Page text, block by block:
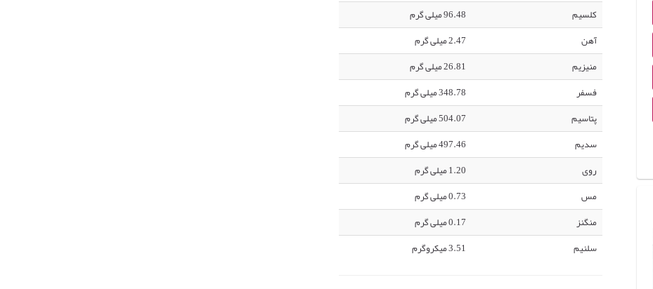
کلسیم
96.48 میلی گرم
آهن
2.47 میلی گرم
منیزیم
26.81 میلی گرم
فسفر
348.78 میلی گرم
پتاسیم
504.07 میلی گرم
سدیم
497.46 میلی گرم
روی
1.20 میلی گرم
مس
0.73 میلی گرم
منگنز
0.17 میلی گرم
سلنیم
3.51 میکروگرم